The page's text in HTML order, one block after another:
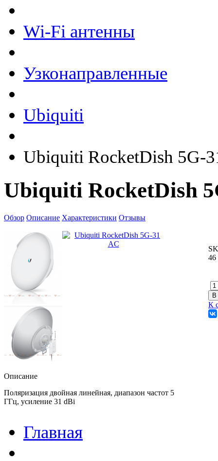
Wi-Fi антенны
Узконаправленные
Ubiquiti
Ubiquiti RocketDish 5G-
Ubiquiti RocketDish
Обзор Описание Характеристики Отзывы
46
К
Описание
Поляризация двойная линейная, диапазон частот 5
ГГц, усиление 31 dBi
Главная